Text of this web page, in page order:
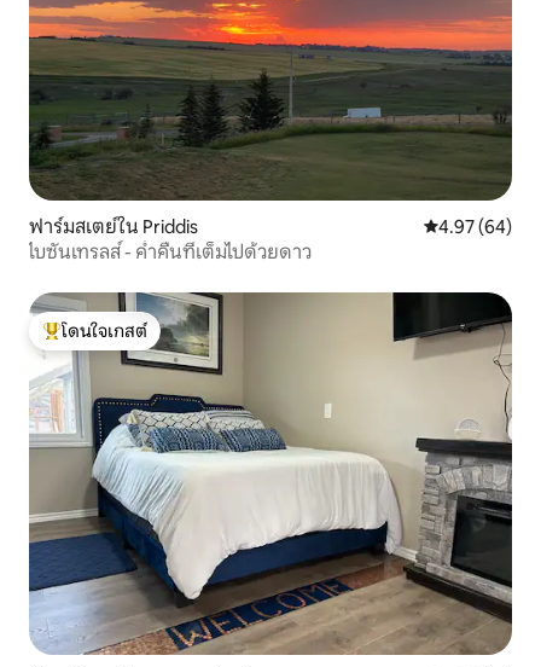
ฟาร์มสเตย์ใน Priddis คะแนนเฉลี่ย
4.97 (64)
ไบซันเทรลส์ - ค่ำคืนที่เต็มไปด้วยดาว
โดนใจเกสต์ที่สุด
โดนใจเกสต์